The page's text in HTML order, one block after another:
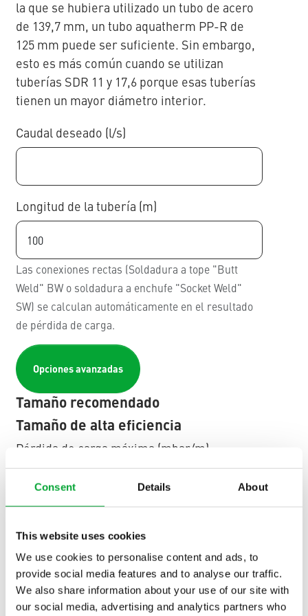
Consent Details About
This website uses cookies
We use cookies to personalise content and ads, to
provide social media features and to analyse our traffic.
We also share information about your use of our site with
our social media, advertising and analytics partners who